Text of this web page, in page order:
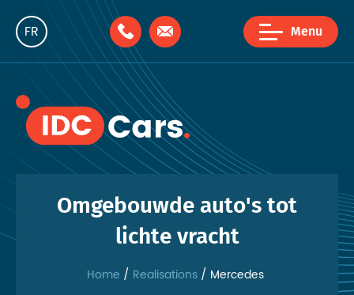
FR
NL
Menu
Omgebouwde auto's tot
lichte vracht
Home Realisations Mercedes